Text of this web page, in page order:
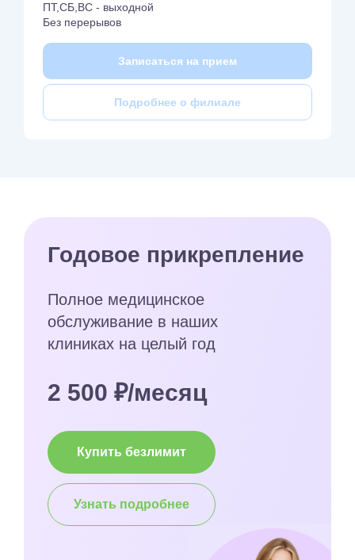
ПТ,СБ,ВС - выходной
Без перерывов
Записаться на прием
Подробнее о филиале
Годовое прикрепление
Полное медицинское
обслуживание в наших
клиниках на целый год
2 500 ₽/месяц
Купить безлимит
Узнать подробнее